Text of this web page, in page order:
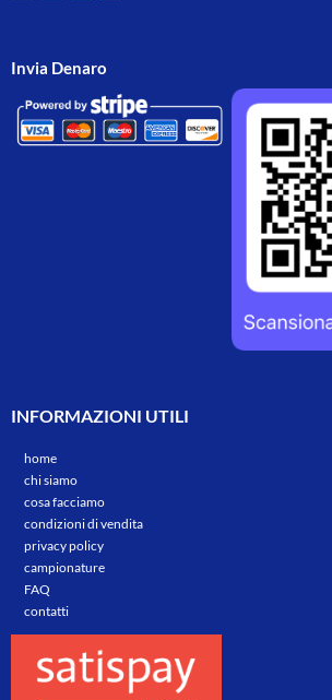
Invia Denaro
INFORMAZIONI UTILI
home
chi siamo
cosa facciamo
condizioni di vendita
privacy policy
campionature
FAQ
contatti